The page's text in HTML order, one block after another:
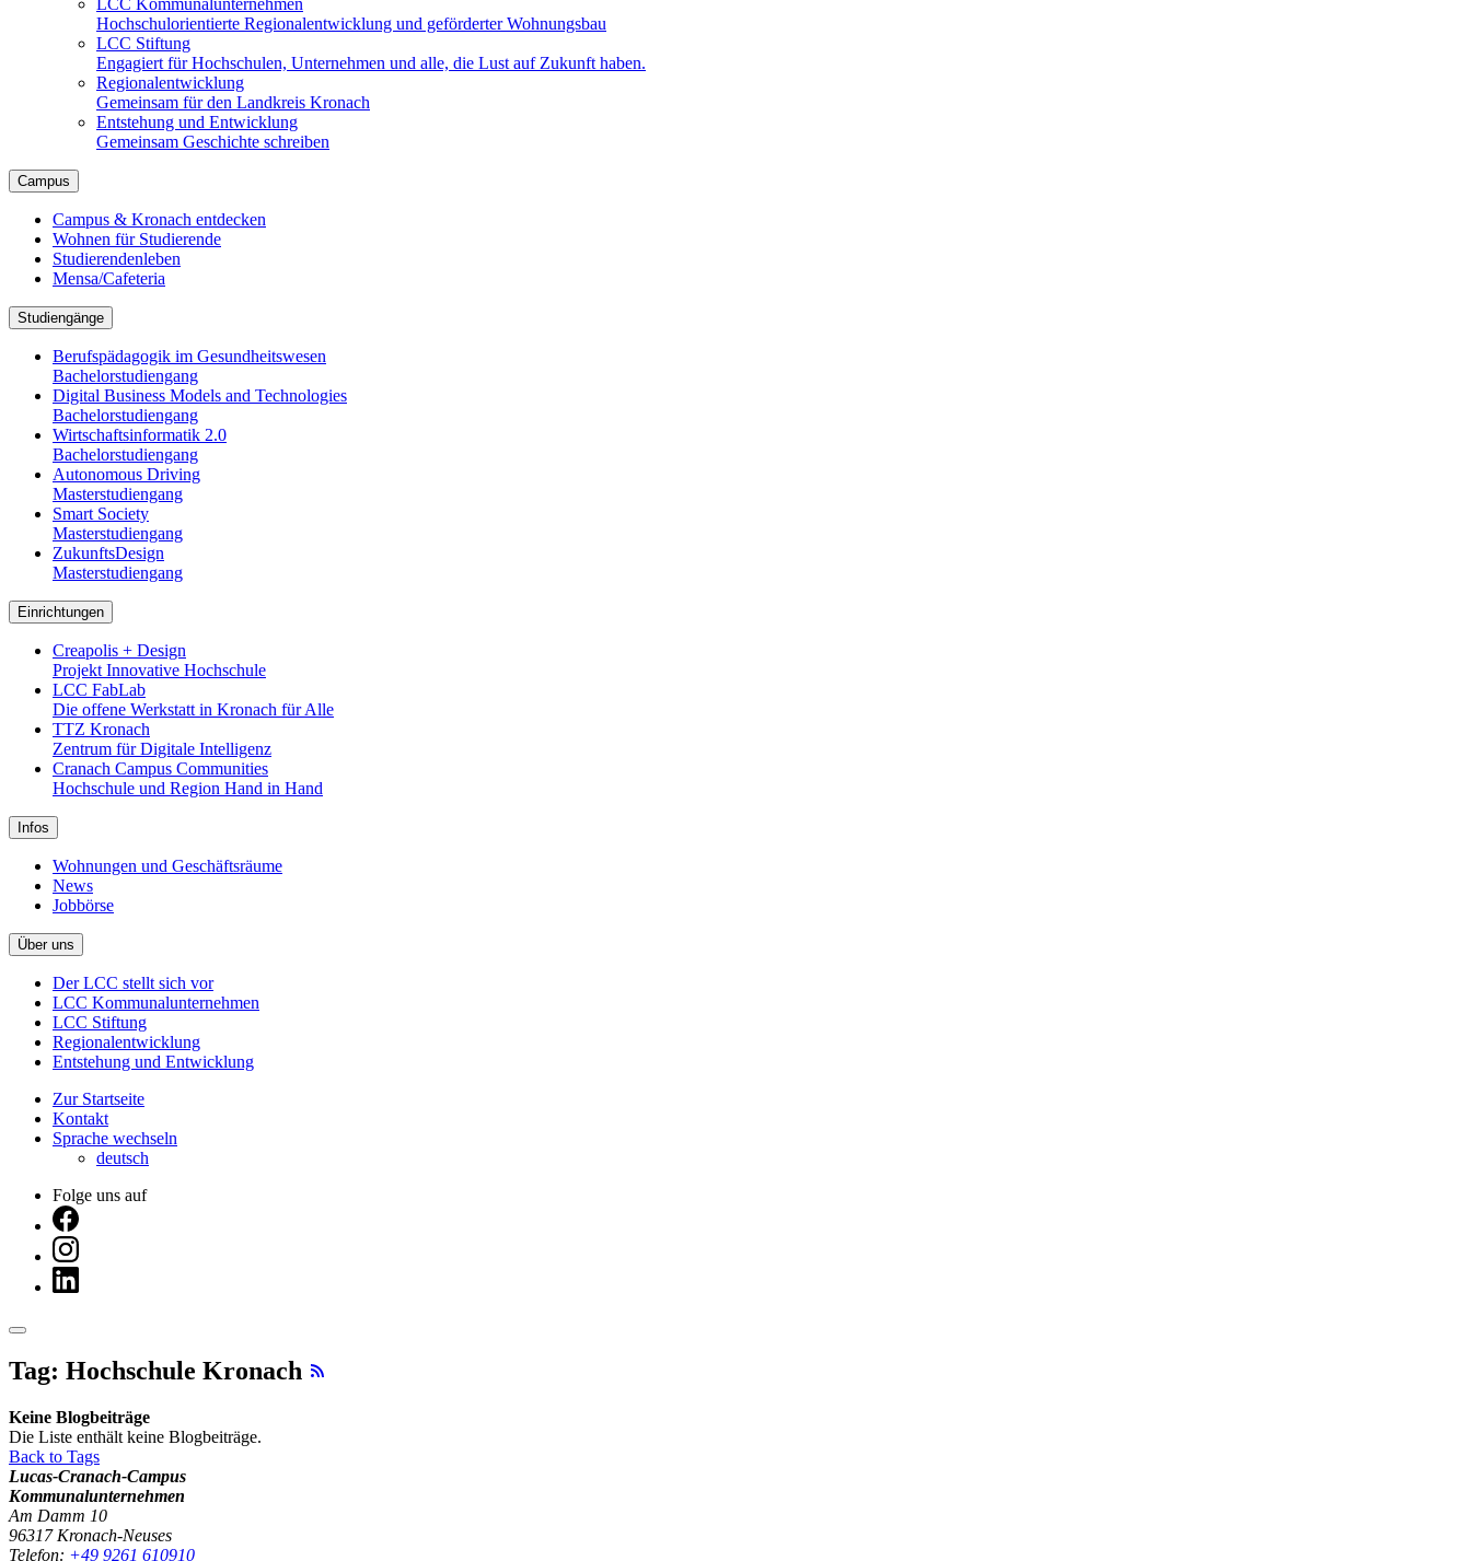
LCC Kommunalunternehmen
Hochschulorientierte Regionalentwicklung und geförderter Wohnungsbau
LCC Stiftung
Engagiert für Hochschulen, Unternehmen und alle, die Lust auf Zukunft haben.
Regionalentwicklung
Gemeinsam für den Landkreis Kronach
Entstehung und Entwicklung
Gemeinsam Geschichte schreiben
Campus
Campus & Kronach entdecken
Wohnen für Studierende
Studierendenleben
Mensa/Cafeteria
Studiengänge
Berufspädagogik im Gesundheitswesen
Bachelorstudiengang
Digital Business Models and Technologies
Bachelorstudiengang
Wirtschaftsinformatik 2.0
Bachelorstudiengang
Autonomous Driving
Masterstudiengang
Smart Society
Masterstudiengang
ZukunftsDesign
Masterstudiengang
Einrichtungen
Creapolis + Design
Projekt Innovative Hochschule
LCC FabLab
Die offene Werkstatt in Kronach für Alle
TTZ Kronach
Zentrum für Digitale Intelligenz
Cranach Campus Communities
Hochschule und Region Hand in Hand
Infos
Wohnungen und Geschäftsräume
News
Jobbörse
Über uns
Der LCC stellt sich vor
LCC Kommunalunternehmen
LCC Stiftung
Regionalentwicklung
Entstehung und Entwicklung
Zur Startseite
Kontakt
Sprache wechseln
deutsch
Folge uns auf
Tag: Hochschule Kronach
Keine Blogbeiträge
Die Liste enthält keine Blogbeiträge.
Back to Tags
Lucas-Cranach-Campus
Kommunalunternehmen
Am Damm 10
96317 Kronach-Neuses
Telefon: +49 9261 610910